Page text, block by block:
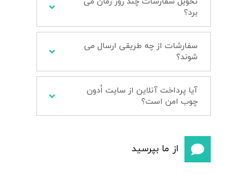
برد؟
سفارشات از چه طریقی ارسال می
شوند؟
آیا پرداخت آنلاین از سایت اُدون
چوب امن است؟
از ما بپرسید